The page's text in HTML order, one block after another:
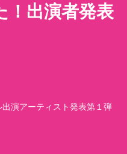
！出演者発表
演アーティスト発表第１弾